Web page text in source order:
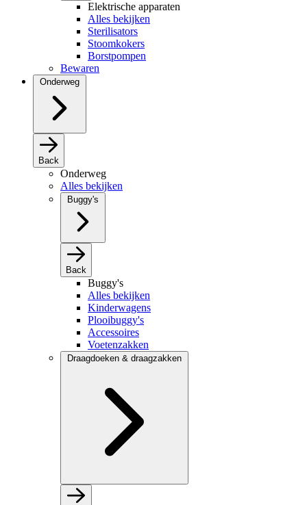
Elektrische apparaten
Alles bekijken
Sterilisators
Stoomkokers
Borstpompen
Bewaren
Onderweg
Back
Onderweg
Alles bekijken
Buggy's
Back
Buggy's
Alles bekijken
Kinderwagens
Plooibuggy's
Accessoires
Voetenzakken
Draagdoeken & draagzakken